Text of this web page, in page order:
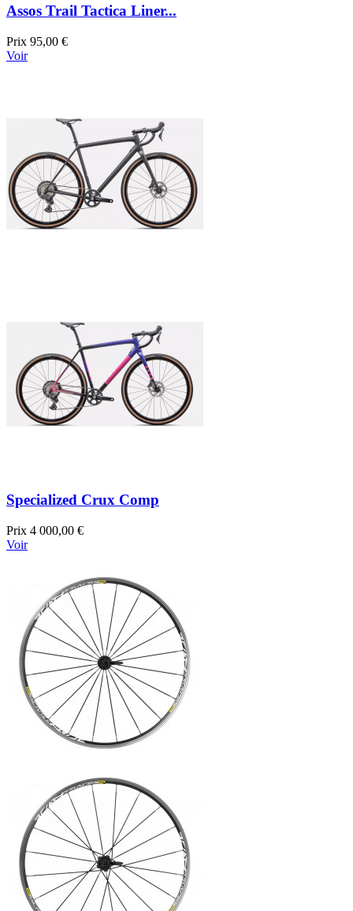
Assos Trail Tactica Liner...
Prix 95,00 €
Voir
Specialized Crux Comp
Prix 4 000,00 €
Voir